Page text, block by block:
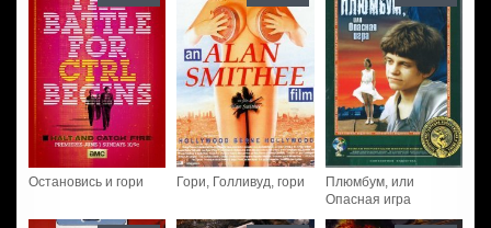
Остановись и гори Гори, Голливуд, гори
Плюмбум, или
Опасная игра